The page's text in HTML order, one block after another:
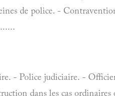
de police. -
- Police judiciaire. -
dans les cas ordinaires